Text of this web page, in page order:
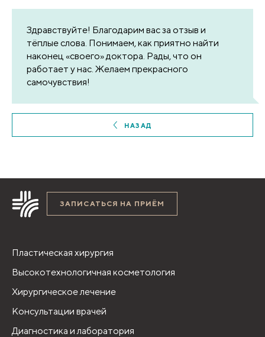
Здравствуйте! Благодарим вас за отзыв и
тёплые слова. Понимаем, как приятно найти
наконец «своего» доктора. Рады, что он
работает у нас. Желаем прекрасного
самочувствия!
НАЗАД
ЗАПИСАТЬСЯ НА ПРИЁМ
Пластическая хирургия
Высокотехнологичная косметология
Хирургическое лечение
Консультации врачей
Диагностика и лаборатория